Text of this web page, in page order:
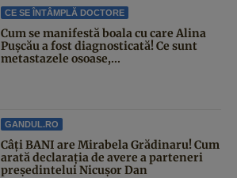
CE SE ÎNTÂMPLĂ DOCTORE
Cum se manifestă boala cu care Alina
Pușcău a fost diagnosticată! Ce sunt
metastazele osoase,...
GANDUL.RO
Câți BANI are Mirabela Grădinaru! Cum
arată declarația de avere a parteneri
președintelui Nicușor Dan